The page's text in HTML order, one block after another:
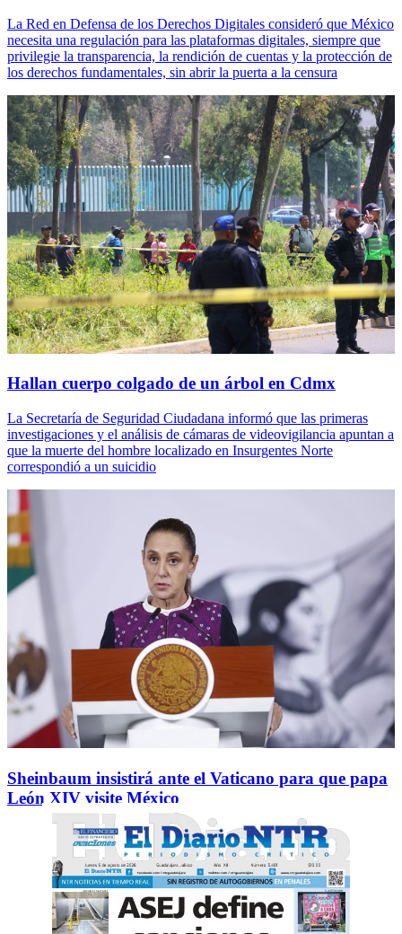
La Red en Defensa de los Derechos Digitales consideró que México
necesita una regulación para las plataformas digitales, siempre que
privilegie la transparencia, la rendición de cuentas y la protección de
los derechos fundamentales, sin abrir la puerta a la censura
Hallan cuerpo colgado de un árbol en Cdmx
La Secretaría de Seguridad Ciudadana informó que las primeras
investigaciones y el análisis de cámaras de videovigilancia apuntan a
que la muerte del hombre localizado en Insurgentes Norte
correspondió a un suicidio
Sheinbaum insistirá ante el Vaticano para que papa
León XIV visite México